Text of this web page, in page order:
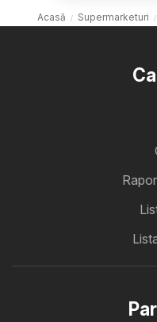
Acasă Supermarketuri